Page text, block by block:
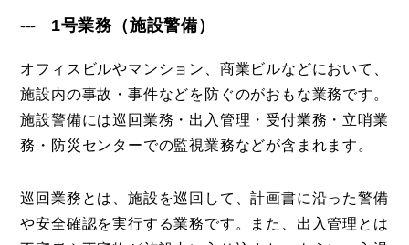
1号業務（施設警備）
オフィスビルやマンション、商業ビルなどにおいて、
施設内の事故・事件などを防ぐのがおもな業務です。
施設警備には巡回業務・出入管理・受付業務・立哨業
務・防災センターでの監視業務などが含まれます。
巡回業務とは、施設を巡回して、計画書に沿った警備
や安全確認を実行する業務です。また、出入管理とは